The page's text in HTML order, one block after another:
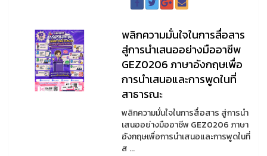
พลิกความมั่นใจในการสื่อสาร
สู่การนำเสนออย่างมืออาชีพ
GEZ0206 ภาษาอังกฤษเพื่อ
การนำเสนอและการพูดในที่
สาธารณะ
พลิกความมั่นใจในการสื่อสาร สู่การนำ
เสนออย่างมืออาชีพ GEZ0206 ภาษา
อังกฤษเพื่อการนำเสนอและการพูดในที่
ส ...